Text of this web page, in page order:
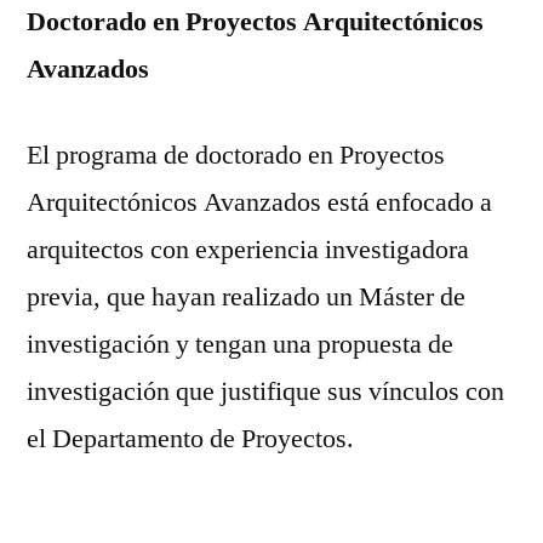
Doctorado en Proyectos Arquitectónicos
Avanzados
El programa de doctorado en Proyectos
Arquitectónicos Avanzados está enfocado a
arquitectos con experiencia investigadora
previa, que hayan realizado un Máster de
investigación y tengan una propuesta de
investigación que justifique sus vínculos con
el Departamento de Proyectos.